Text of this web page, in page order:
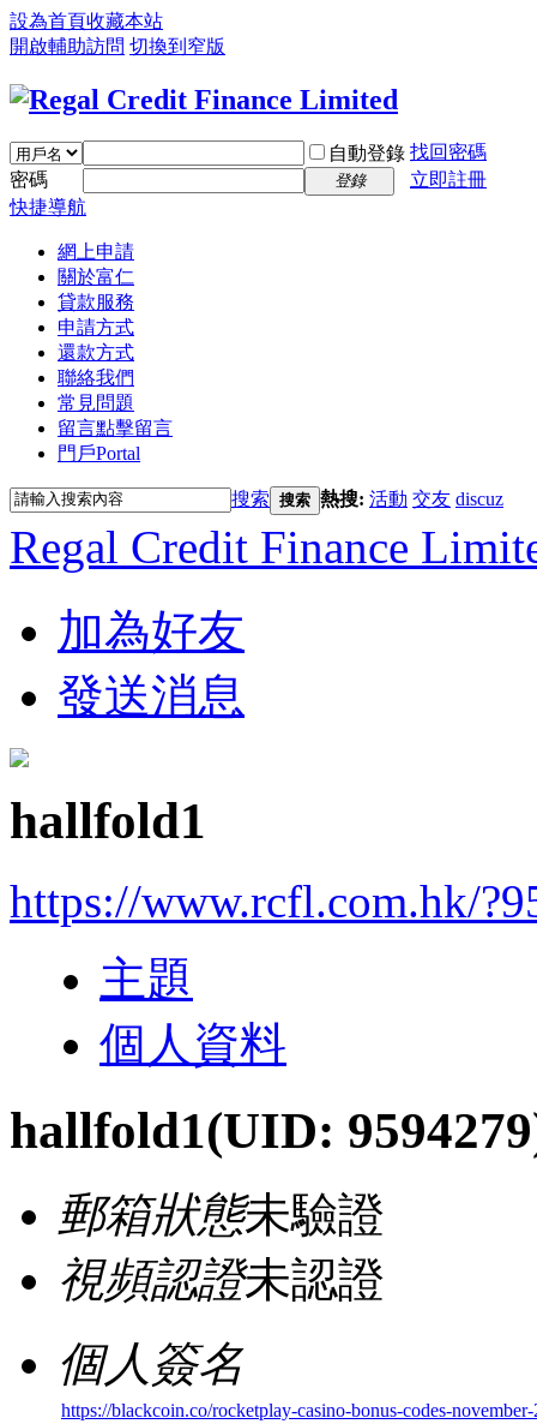
設為首頁收藏本站
開啟輔助訪問 切換到窄版
自動登錄 找回密碼
密碼
登錄
立即註冊
快捷導航
網上申請
關於富仁
貸款服務
申請方式
還款方式
聯絡我們
常見問題
留言點擊留言
門戶Portal
搜索 搜索 熱搜: 活動 交友 discuz
Regal Credit Finance
加為好友
發送消息
hallfold1
https://www.rcfl.com.hk/
主題
個人資料
hallfold1(UID:
郵箱狀態未驗證
視頻認證未認證
個人簽名
https://blackcoin.co/rocketplay-casino-bonus-codes-